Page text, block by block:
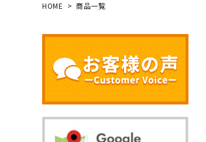
ショーケース
コンロ・レンジ
ブラストチラー・ショックフ
リーザー
ドロワータイプ・他
65kg
100kg以上
ワインセラー・ワインクーラ
ー
HOME 商品一覧